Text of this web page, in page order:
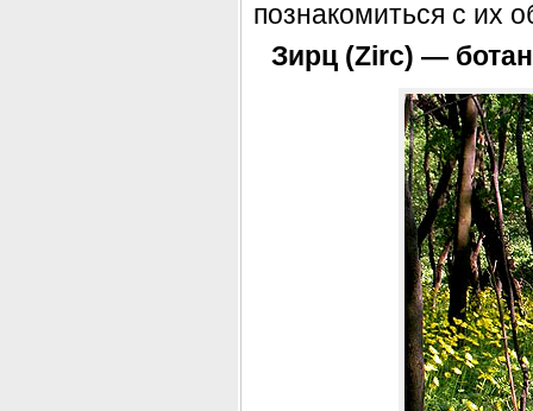
познакомиться с их
Зирц (Zirc) —